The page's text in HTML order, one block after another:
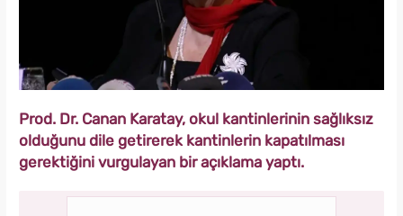
Prod. Dr. Canan Karatay, okul kantinlerinin sağlıksız
olduğunu dile getirerek kantinlerin kapatılması
gerektiğini vurgulayan bir açıklama yaptı.